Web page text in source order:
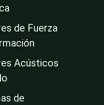
de Fuerza
Acústicos
de